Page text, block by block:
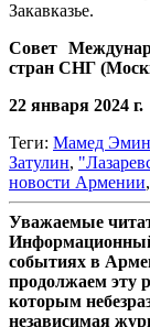
Закавказье.
Совет
стран СНГ
22 января 2024 г.
Теги: Мамед Эмин
Затулин,
новости Армении,
Уважаемые
событиях в
продолжаем эту
которым
независимая